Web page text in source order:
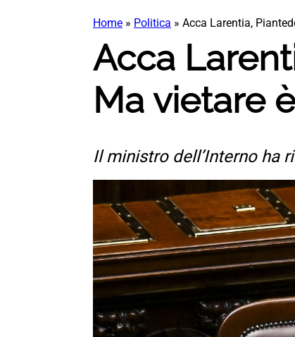
Home » Politica » Acca Larentia,
Acca
Ma vietare
Il ministro dell’Interno ha